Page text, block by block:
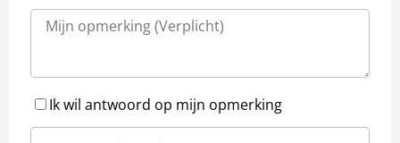
Ik wil antwoord op mijn opmerking